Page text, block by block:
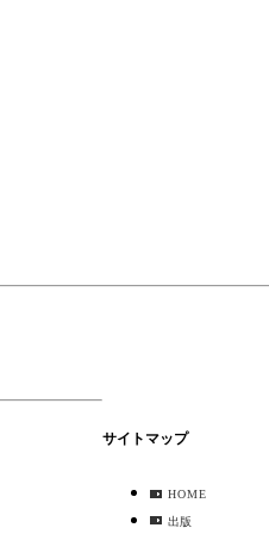
サイトマップ
HOME
出版